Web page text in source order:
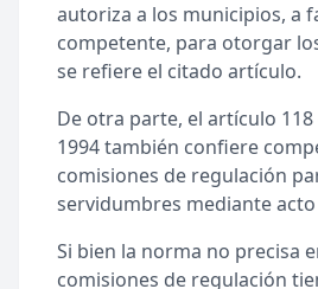
autoriza a los municipios, a
competente, para otorgar
se refiere el citado artículo.
De otra parte, el artículo 118
1994 también confiere
comisiones de regulación
servidumbres mediante
Si bien la norma no precisa
comisiones de regulación